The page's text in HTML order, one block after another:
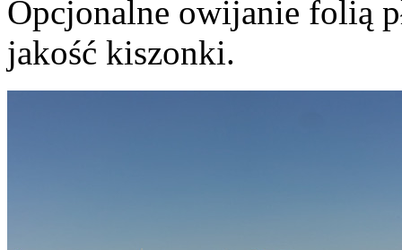
Opcjonalne owijanie folią
jakość kiszonki.